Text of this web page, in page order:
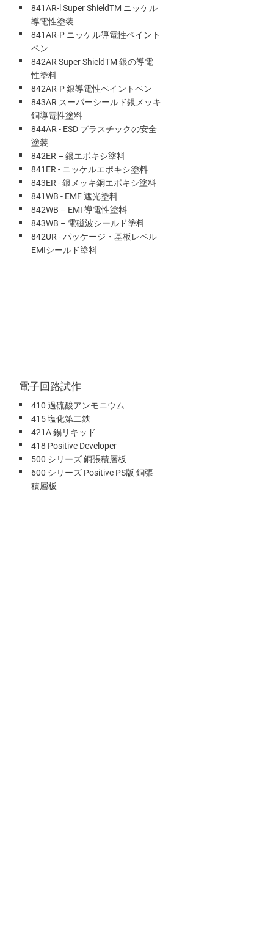
841AR-l Super ShieldTM ニッケル
導電性塗装
841AR-P ニッケル導電性ペイント
ペン
842AR Super ShieldTM 銀の導電
性塗料
842AR-P 銀導電性ペイントペン
843AR スーパーシールド銀メッキ
銅導電性塗料
844AR - ESD プラスチックの安全
塗装
842ER – 銀エポキシ塗料
841ER - ニッケルエポキシ塗料
843ER - 銀メッキ銅エポキシ塗料
841WB - EMF 遮光塗料
842WB – EMI 導電性塗料
843WB – 電磁波シールド塗料
842UR - パッケージ・基板レベル
EMIシールド塗料
電子回路試作
410 過硫酸アンモニウム
415 塩化第二鉄
421A 錫リキッド
418 Positive Developer
500 シリーズ 銅張積層板
600 シリーズ Positive PS版 銅張
積層板